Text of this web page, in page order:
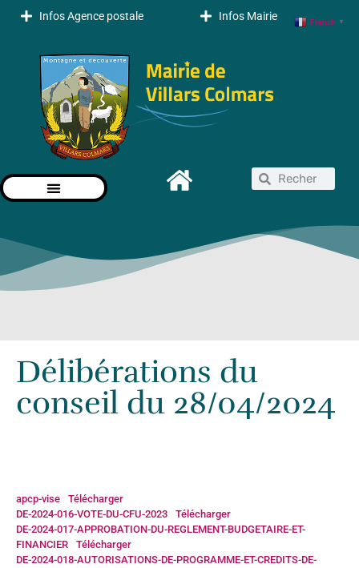
Infos Agence postale Infos Mairie
Accueil » Actualités » Délibérations du conseil du 28/04/2024
Délibérations du
conseil du 28/04/2024
apcp-vise
Télécharger
DE-2024-016-VOTE-DU-CFU-2023
Télécharger
DE-2024-017-APPROBATION-DU-REGLEMENT-BUDGETAIRE-ET-
FINANCIER
Télécharger
DE-2024-018-AUTORISATIONS-DE-PROGRAMME-ET-CREDITS-DE-
French ▼